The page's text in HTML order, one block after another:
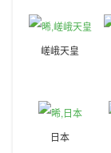
嵯峨天皇
日本